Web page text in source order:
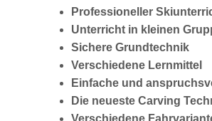
Professioneller
Unterricht in kleinen
Sichere Grundtechnik
Verschiedene Lernmittel
Einfache und
Die neueste Carving
Verschiedene